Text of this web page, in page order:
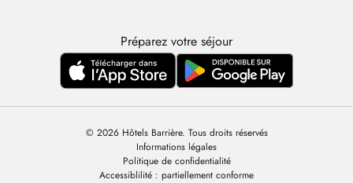
Préparez votre séjour
© 2026 Hôtels Barrière. Tous droits réservés
Informations légales
Politique de confidentialité
Accessiblilité : partiellement conforme